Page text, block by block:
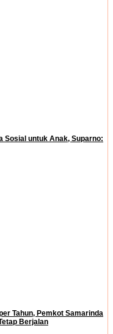
Sosial untuk Anak, Suparno:
Tahun, Pemkot Samarinda
Berjalan